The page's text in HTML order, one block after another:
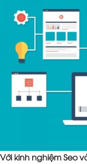
Với kinh nghiệm Seo